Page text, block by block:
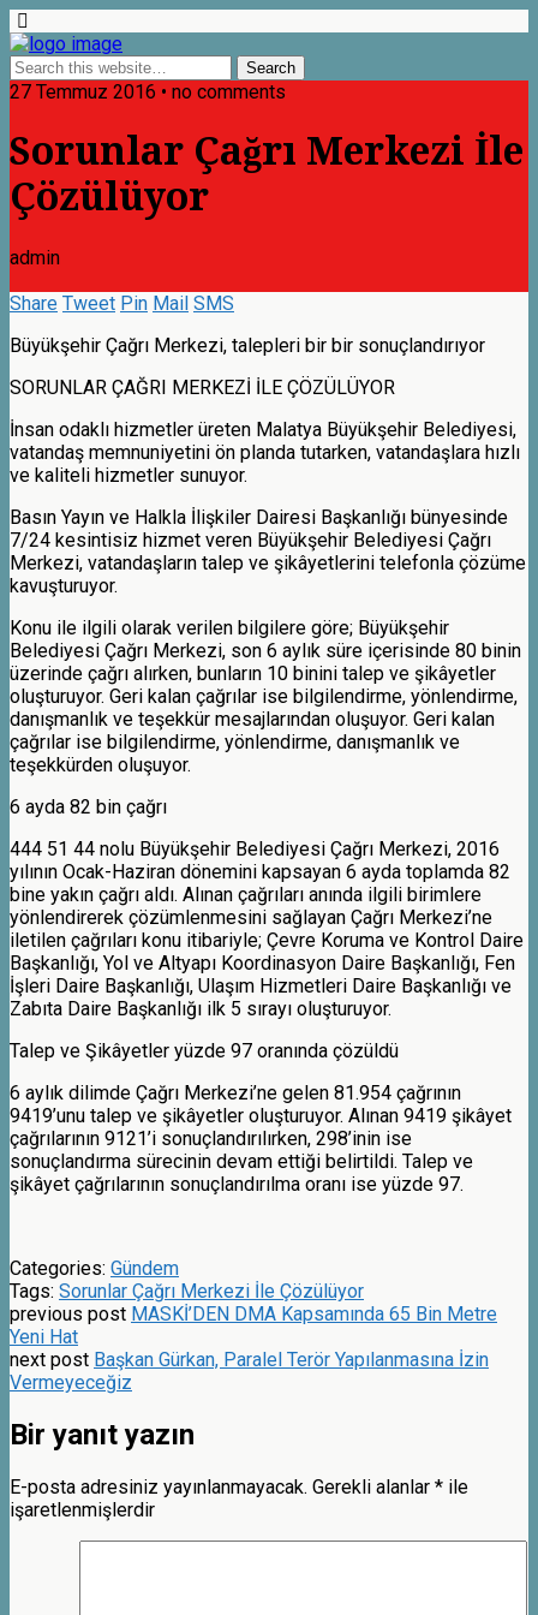
27 Temmuz 2016 • no comments
Sorunlar Çağrı Merkezi İle
Çözülüyor
admin
Share Tweet Pin Mail SMS
Büyükşehir Çağrı Merkezi, talepleri bir bir sonuçlandırıyor
SORUNLAR ÇAĞRI MERKEZİ İLE ÇÖZÜLÜYOR
İnsan odaklı hizmetler üreten Malatya Büyükşehir Belediyesi,
vatandaş memnuniyetini ön planda tutarken, vatandaşlara hızlı
ve kaliteli hizmetler sunuyor.
Basın Yayın ve Halkla İlişkiler Dairesi Başkanlığı bünyesinde
7/24 kesintisiz hizmet veren Büyükşehir Belediyesi Çağrı
Merkezi, vatandaşların talep ve şikâyetlerini telefonla çözüme
kavuşturuyor.
Konu ile ilgili olarak verilen bilgilere göre; Büyükşehir
Belediyesi Çağrı Merkezi, son 6 aylık süre içerisinde 80 binin
üzerinde çağrı alırken, bunların 10 binini talep ve şikâyetler
oluşturuyor. Geri kalan çağrılar ise bilgilendirme, yönlendirme,
danışmanlık ve teşekkür mesajlarından oluşuyor. Geri kalan
çağrılar ise bilgilendirme, yönlendirme, danışmanlık ve
teşekkürden oluşuyor.
6 ayda 82 bin çağrı
444 51 44 nolu Büyükşehir Belediyesi Çağrı Merkezi, 2016
yılının Ocak-Haziran dönemini kapsayan 6 ayda toplamda 82
bine yakın çağrı aldı. Alınan çağrıları anında ilgili birimlere
yönlendirerek çözümlenmesini sağlayan Çağrı Merkezi’ne
iletilen çağrıları konu itibariyle; Çevre Koruma ve Kontrol Daire
Başkanlığı, Yol ve Altyapı Koordinasyon Daire Başkanlığı, Fen
İşleri Daire Başkanlığı, Ulaşım Hizmetleri Daire Başkanlığı ve
Zabıta Daire Başkanlığı ilk 5 sırayı oluşturuyor.
Talep ve Şikâyetler yüzde 97 oranında çözüldü
6 aylık dilimde Çağrı Merkezi’ne gelen 81.954 çağrının
9419’unu talep ve şikâyetler oluşturuyor. Alınan 9419 şikâyet
çağrılarının 9121’i sonuçlandırılırken, 298’inin ise
sonuçlandırma sürecinin devam ettiği belirtildi. Talep ve
şikâyet çağrılarının sonuçlandırılma oranı ise yüzde 97.
Categories: Gündem
Tags: Sorunlar Çağrı Merkezi İle Çözülüyor
previous post MASKİ’DEN DMA Kapsamında 65 Bin Metre
Yeni Hat
next post Başkan Gürkan, Paralel Terör Yapılanmasına İzin
Vermeyeceğiz
Bir yanıt yazın
E-posta adresiniz yayınlanmayacak. Gerekli alanlar * ile
işaretlenmişlerdir